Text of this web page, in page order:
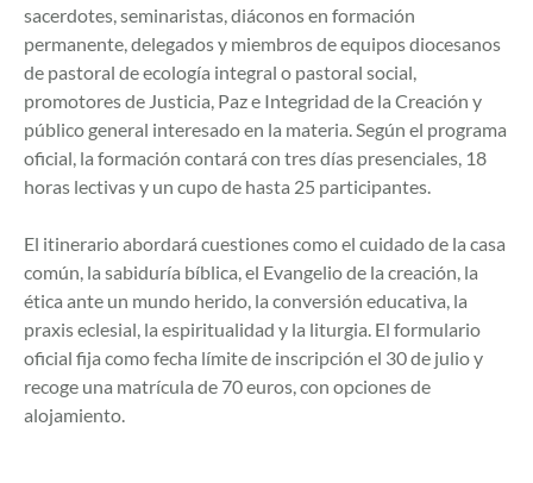
sacerdotes, seminaristas, diáconos en formación
permanente, delegados y miembros de equipos diocesanos
de pastoral de ecología integral o pastoral social,
promotores de Justicia, Paz e Integridad de la Creación y
público general interesado en la materia. Según el programa
oficial, la formación contará con tres días presenciales, 18
horas lectivas y un cupo de hasta 25 participantes.
El itinerario abordará cuestiones como el cuidado de la casa
común, la sabiduría bíblica, el Evangelio de la creación, la
ética ante un mundo herido, la conversión educativa, la
praxis eclesial, la espiritualidad y la liturgia. El formulario
oficial fija como fecha límite de inscripción el 30 de julio y
recoge una matrícula de 70 euros, con opciones de
alojamiento.